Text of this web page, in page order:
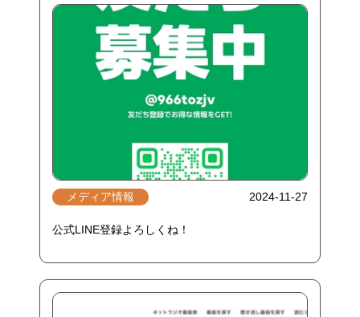
メディア情報 2024-11-27
公式LINE登録よろしくね！